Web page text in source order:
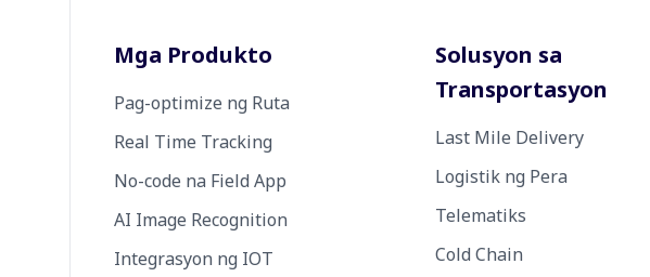
Mga Produkto
Pag-optimize ng Ruta
Real Time Tracking
No-code na Field App
AI Image Recognition
Integrasyon ng IOT
Solusyon sa
Transportasyon
Last Mile Delivery
Logistik ng Pera
Telematiks
Cold Chain